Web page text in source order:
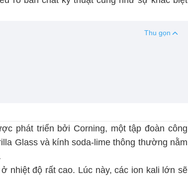
Thu gọn
phát triển bởi Corning, một tập đoàn công
Glass và kính soda-lime thông thường nằm
nhiệt độ rất cao. Lúc này, các ion kali lớn sẽ